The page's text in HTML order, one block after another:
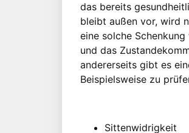
das bereits
bleibt außen vor, wird
eine solche
und das
andererseits gibt es
Beispielsweise zu
Sittenwidrigkeit